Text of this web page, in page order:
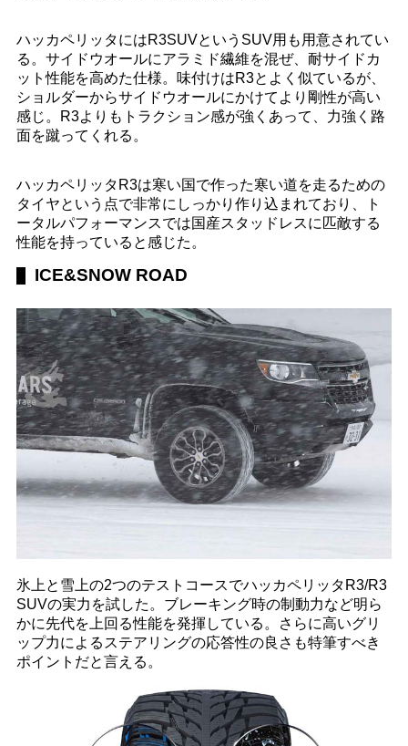
ハッカペリッタにはR3SUVというSUV用も用意されてい
る。サイドウオールにアラミド繊維を混ぜ、耐サイドカ
ット性能を高めた仕様。味付けはR3とよく似ているが、
ショルダーからサイドウオールにかけてより剛性が高い
感じ。R3よりもトラクション感が強くあって、力強く路
面を蹴ってくれる。
ハッカペリッタR3は寒い国で作った寒い道を走るための
タイヤという点で非常にしっかり作り込まれており、ト
ータルパフォーマンスでは国産スタッドレスに匹敵する
性能を持っていると感じた。
ICE&SNOW ROAD
氷上と雪上の2つのテストコースでハッカペリッタR3/R3
SUVの実力を試した。ブレーキング時の制動力など明ら
かに先代を上回る性能を発揮している。さらに高いグリ
ップ力によるステアリングの応答性の良さも特筆すべき
ポイントだと言える。